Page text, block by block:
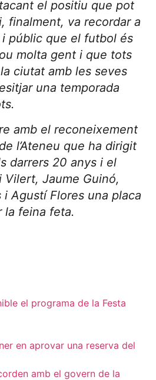
el positiu que pot
finalment, va recordar a
públic que el futbol és
molta gent i que tots
ciutat amb les seves
una temporada
amb el reconeixement
l’Ateneu que ha dirigit
darrers 20 anys i el
Vilert, Jaume Guinó,
i Agustí Flores una placa
la feina feta.
el programa de la Festa
en aprovar una reserva del
amb el govern de la